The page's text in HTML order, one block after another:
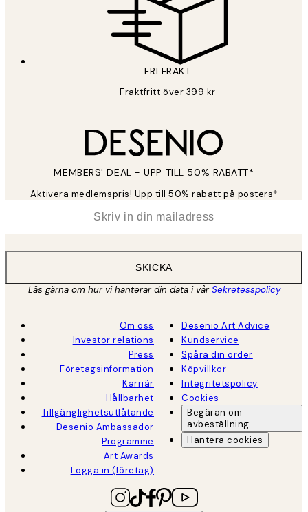
FRI FRAKT
Fraktfritt över 399 kr
MEMBERS' DEAL - UPP TILL 50% RABATT*
Aktivera medlemspris! Upp till 50% rabatt på posters*
SKICKA
Läs gärna om hur vi hanterar din data i vårSekretesspolicy
Om oss
Investor relations
Press
Företagsinformation
Karriär
Hållbarhet
Tillgänglighetsutlåtande
Desenio Ambassador
Programme
Art Awards
Logga in (företag)
Desenio Art Advice
Kundservice
Spåra din order
Köpvillkor
Integritetspolicy
Cookies
Begäran om
avbeställning
Hantera cookies